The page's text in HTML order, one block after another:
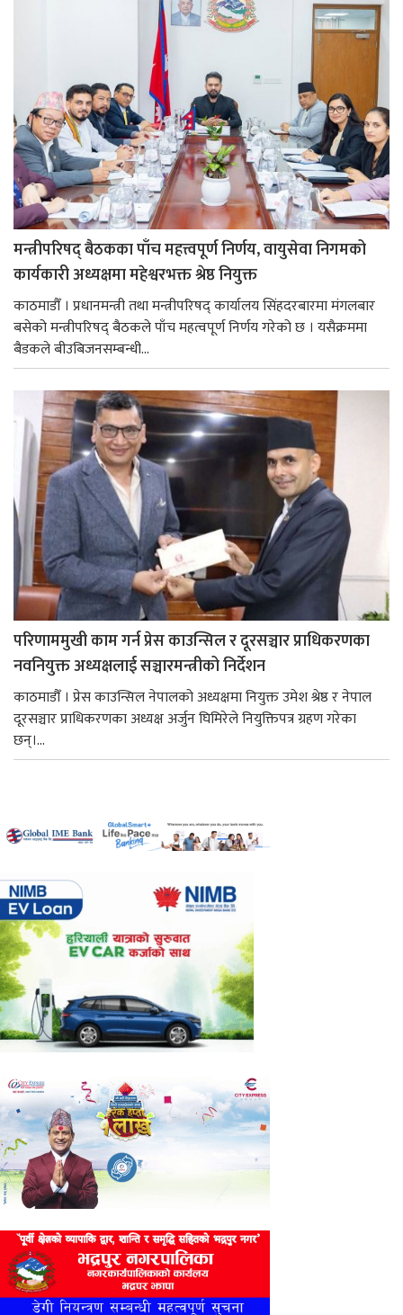
मन्त्रीपरिषद् बैठकका पाँच महत्त्वपूर्ण निर्णय, वायुसेवा निगमको
कार्यकारी अध्यक्षमा महेश्वरभक्त श्रेष्ठ नियुक्त
काठमाडौँ । प्रधानमन्त्री तथा मन्त्रीपरिषद् कार्यालय सिंहदरबारमा मंगलबार
बसेको मन्त्रीपरिषद् बैठकले पाँच महत्वपूर्ण निर्णय गरेको छ । यसैक्रममा
बैडकले बीउबिजनसम्बन्धी...
परिणाममुखी काम गर्न प्रेस काउन्सिल र दूरसञ्चार प्राधिकरणका
नवनियुक्त अध्यक्षलाई सञ्चारमन्त्रीको निर्देशन
काठमाडौँ । प्रेस काउन्सिल नेपालको अध्यक्षमा नियुक्त उमेश श्रेष्ठ र नेपाल
दूरसञ्चार प्राधिकरणका अध्यक्ष अर्जुन घिमिरेले नियुक्तिपत्र ग्रहण गरेका
छन्।...